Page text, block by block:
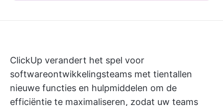
ClickUp verandert het spel voor
softwareontwikkelingsteams met tientallen
nieuwe functies en hulpmiddelen om de
efficiëntie te maximaliseren, zodat uw teams